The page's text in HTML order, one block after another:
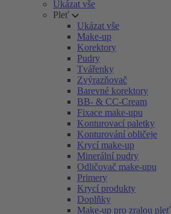
Ukázat vše
Pleť
Ukázat vše
Make-up
Korektory
Pudry
Tvářenky
Zvýrazňovač
Barevné korektory
BB- & CC-Cream
Fixace make-upu
Konturovací paletky
Konturování obličeje
Krycí make-up
Minerální pudry
Odličovač make-upu
Primery
Krycí produkty
Doplňky
Make-up pro zralou pleť